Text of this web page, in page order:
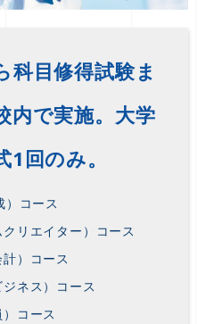
科目修得試験ま
内で実施。大学
回のみ。
コース
リエイター）コース
）コース
ネス）コース
コース